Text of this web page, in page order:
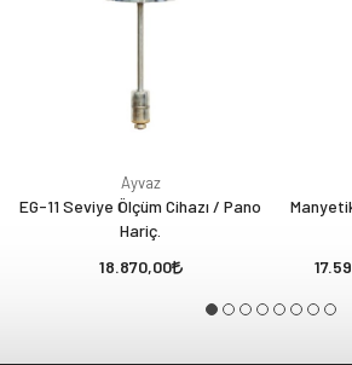
Ayvaz
EG-11 Seviye Ölçüm Cihazı / Pano
Hariç.
18.870,00